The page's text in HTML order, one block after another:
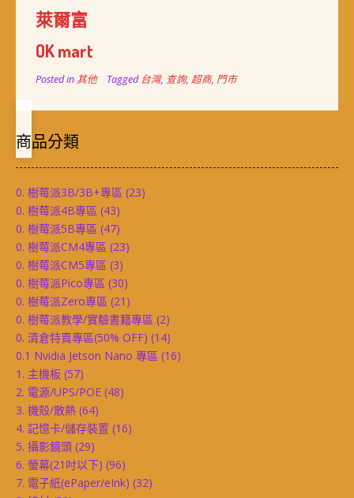
萊爾富
OK mart
Posted in 其他 Tagged 台灣, 查詢, 超商, 門市
商品分類
0. 樹莓派3B/3B+專區 (23)
0. 樹莓派4B專區 (43)
0. 樹莓派5B專區 (47)
0. 樹莓派CM4專區 (23)
0. 樹莓派CM5專區 (3)
0. 樹莓派Pico專區 (30)
0. 樹莓派Zero專區 (21)
0. 樹莓派教學/實驗書籍專區 (2)
0. 清倉特賣專區(50% OFF) (14)
0.1 Nvidia Jetson Nano 專區 (16)
1. 主機板 (57)
2. 電源/UPS/POE (48)
3. 機殼/散熱 (64)
4. 記憶卡/儲存裝置 (16)
5. 攝影鏡頭 (29)
6. 螢幕(21吋以下) (96)
7. 電子紙(ePaper/eInk) (32)